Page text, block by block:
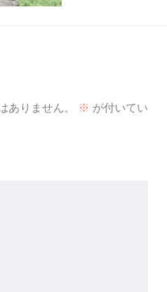
ありません。 ※ が付いてい